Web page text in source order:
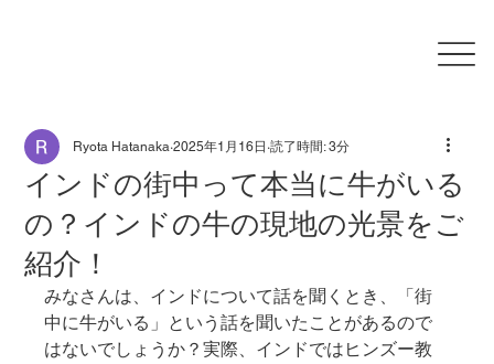
インドの街中って本当に牛がいる
の？インドの牛の現地の光景をご
紹介！
Ryota Hatanaka 2025年1月16日 読了時間: 3分
みなさんは、インドについて話を聞くとき、「街
中に牛がいる」という話を聞いたことがあるので
はないでしょうか？実際、インドではヒンズー教